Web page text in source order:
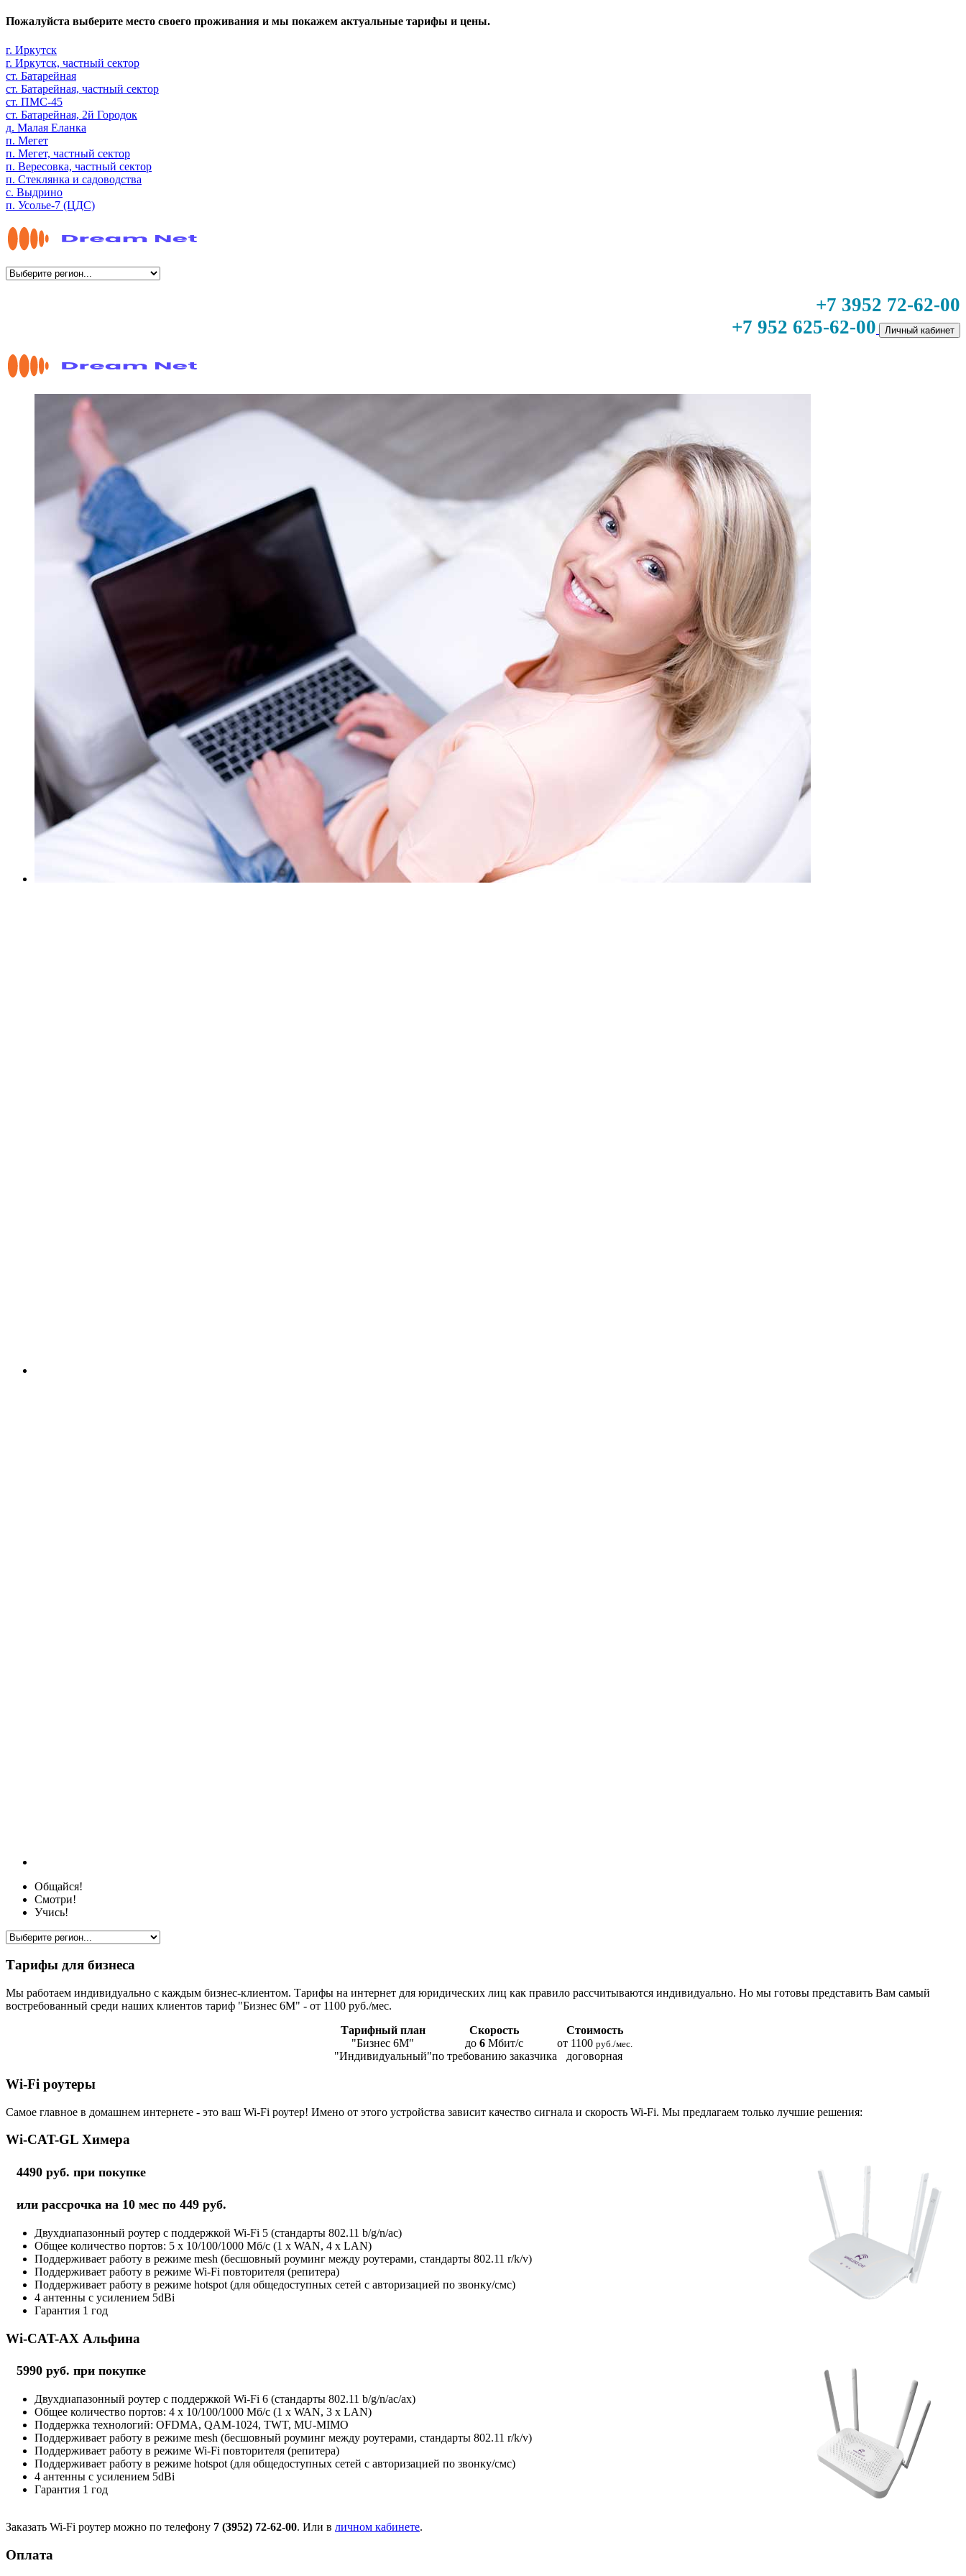
Пожалуйста выберите место своего проживания и мы покажем актуальные тарифы и цены.
г. Иркутск
г. Иркутск, частный сектор
ст. Батарейная
ст. Батарейная, частный сектор
ст. ПМС-45
ст. Батарейная, 2й Городок
д. Малая Еланка
п. Мегет
п. Мегет, частный сектор
п. Вересовка, частный сектор
п. Стеклянка и садоводства
с. Выдрино
п. Усолье-7 (ЦДС)
+7 3952 72-62-00
+7 952 625-62-00
Личный кабинет
Общайся!
Смотри!
Учись!
Тарифы для бизнеса
Мы работаем индивидуально с каждым бизнес-клиентом. Тарифы на интернет для юридических лиц как правило рассчитываются индивидуально. Но мы готовы представить Вам самый
востребованный среди наших клиентов тариф "Бизнес 6М" - от 1100 руб./мес.
Тарифный план
Скорость
Стоимость
"Бизнес 6М"
до 6 Мбит/с от 1100 руб./мес.
"Индивидуальный"по требованию заказчика договорная
Wi-Fi роутеры
Самое главное в домашнем интернете - это ваш Wi-Fi роутер! Имено от этого устройства зависит качество сигнала и скорость Wi-Fi. Мы предлагаем только лучшие решения:
Wi-CAT-GL Химера
4490 руб. при покупке
или рассрочка на 10 мес по 449 руб.
Двухдиапазонный роутер с поддержкой Wi-Fi 5 (стандарты 802.11 b/g/n/ac)
Общее количество портов: 5 х 10/100/1000 Мб/с (1 x WAN, 4 x LAN)
Поддерживает работу в режиме mesh (бесшовный роуминг между роутерами, стандарты 802.11 r/k/v)
Поддерживает работу в режиме Wi-Fi повторителя (репитера)
Поддерживает работу в режиме hotspot (для общедоступных сетей с авторизацией по звонку/смс)
4 антенны с усилением 5dBi
Гарантия 1 год
Wi-CAT-AX Альфина
5990 руб. при покупке
Двухдиапазонный роутер с поддержкой Wi-Fi 6 (стандарты 802.11 b/g/n/ac/ax)
Общее количество портов: 4 х 10/100/1000 Мб/с (1 x WAN, 3 x LAN)
Поддержка технологий: OFDMA, QAM-1024, TWT, MU-MIMO
Поддерживает работу в режиме mesh (бесшовный роуминг между роутерами, стандарты 802.11 r/k/v)
Поддерживает работу в режиме Wi-Fi повторителя (репитера)
Поддерживает работу в режиме hotspot (для общедоступных сетей с авторизацией по звонку/смс)
4 антенны с усилением 5dBi
Гарантия 1 год
Заказать Wi-Fi роутер можно по телефону 7 (3952) 72-62-00. Или в личном кабинете.
Оплата